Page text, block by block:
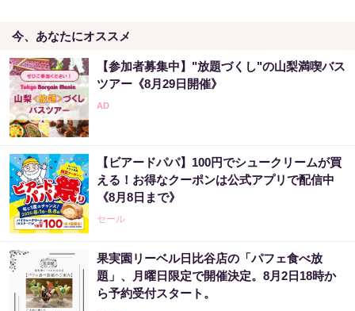
今、あなたにオススメ
【参加者募集中】"放題づくし"の山梨満喫バス
ツアー《8月29日開催》
【ビアードパパ】100円でシュークリームが買
える！お得なクーポンは公式アプリで配信中
《8月8日まで》
セール
果実園リーベル日比谷店の「パフェ食べ放
題」、月曜日限定で開催決定。8月2日18時か
ら予約受付スタート。